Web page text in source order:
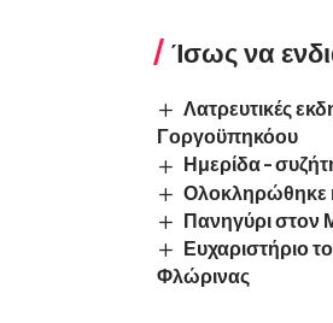
Ίσως να
Λατρευτικές
Γοργοϋπηκόου
Ημερίδα –
Ολοκληρώθηκε
Πανηγύρι στον
Ευχαριστήριο
Φλώρινας